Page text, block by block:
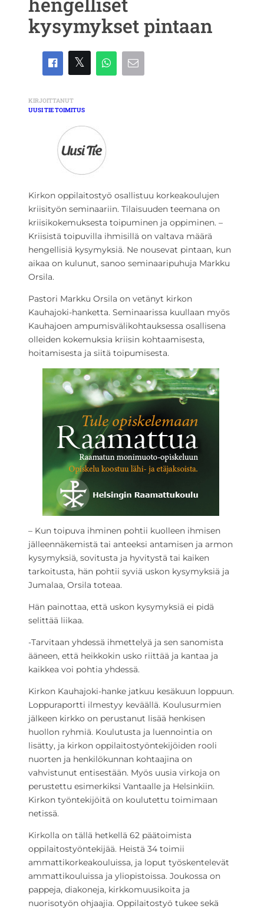
kysymykset pintaan
KIRJOITTANUT
UUSI TIE TOIMITUS
Kirkon oppilaitostyö osallistuu korkeakoulujen
kriisityön seminaariin. Tilaisuuden teemana on
kriisikokemuksesta toipuminen ja oppiminen. –
Kriisistä toipuvilla ihmisillä on valtava määrä
hengellisiä kysymyksiä. Ne nousevat pintaan, kun
aikaa on kulunut, sanoo seminaaripuhuja Markku
Orsila.
Pastori Markku Orsila on vetänyt kirkon
Kauhajoki-hanketta. Seminaarissa kuullaan myös
Kauhajoen ampumisvälikohtauksessa osallisena
olleiden kokemuksia kriisin kohtaamisesta,
hoitamisesta ja siitä toipumisesta.
– Kun toipuva ihminen pohtii kuolleen ihmisen
jälleennäkemistä tai anteeksi antamisen ja armon
kysymyksiä, sovitusta ja hyvitystä tai kaiken
tarkoitusta, hän pohtii syviä uskon kysymyksiä ja
Jumalaa, Orsila toteaa.
Hän painottaa, että uskon kysymyksiä ei pidä
selittää liikaa.
-Tarvitaan yhdessä ihmettelyä ja sen sanomista
ääneen, että heikkokin usko riittää ja kantaa ja
kaikkea voi pohtia yhdessä.
Kirkon Kauhajoki-hanke jatkuu kesäkuun loppuun.
Loppuraportti ilmestyy keväällä. Koulusurmien
jälkeen kirkko on perustanut lisää henkisen
huollon ryhmiä. Koulutusta ja luennointia on
lisätty, ja kirkon oppilaitostyöntekijöiden rooli
nuorten ja henkilökunnan kohtaajina on
vahvistunut entisestään. Myös uusia virkoja on
perustettu esimerkiksi Vantaalle ja Helsinkiin.
Kirkon työntekijöitä on koulutettu toimimaan
netissä.
Kirkolla on tällä hetkellä 62 päätoimista
oppilaitostyöntekijää. Heistä 34 toimii
ammattikorkeakouluissa, ja loput työskentelevät
ammattikouluissa ja yliopistoissa. Joukossa on
pappeja, diakoneja, kirkkomuusikoita ja
nuorisotyön ohjaajia. Oppilaitostyö tukee sekä